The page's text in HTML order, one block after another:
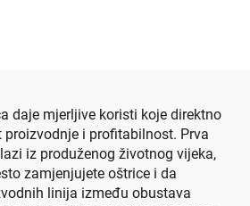
daje mjerljive koristi koje direktno
i profitabilnost. Prva
iz produženog životnog vijeka,
zamjenjujete oštrice i da
linija između obustava